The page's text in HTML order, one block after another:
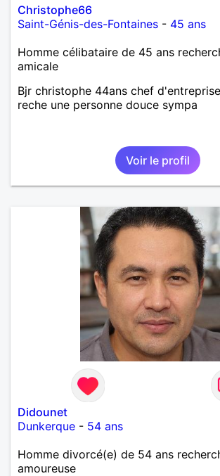
Christophe66
Saint-Génis-des-Fontaines - 45 ans
Homme célibataire de 45 ans
amicale
Bjr christophe 44ans chef
reche une personne douce sympa
Voir le profil
Didounet
Dunkerque - 54 ans
Homme divorcé(e) de 54 ans
amoureuse